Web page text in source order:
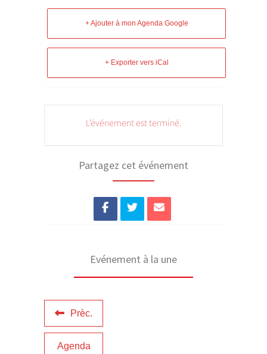
+ Ajouter à mon Agenda Google
+ Exporter vers iCal
L'événement est terminé.
Partagez cet événement
Evénement à la une
Prèc.
Agenda